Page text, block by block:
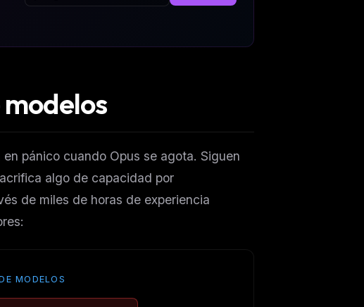
pánico cuando Opus se agota. Siguen
algo de capacidad por
de miles de horas de experiencia
MODELOS